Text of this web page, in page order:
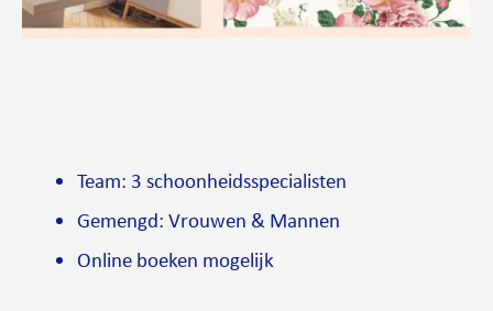
Team: 3 schoonheidsspecialisten
Gemengd: Vrouwen & Mannen
Online boeken mogelijk